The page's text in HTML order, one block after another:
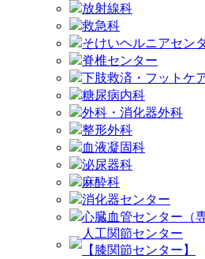
放射線科
救急科
そけいヘルニアセン
脊椎センター
下肢救済・フットケ
糖尿病内科
外科・消化器外科
整形外科
血液凝固科
泌尿器科
麻酔科
消化器センター
心臓血管センター（
人工関節センター
【膝関節センター】